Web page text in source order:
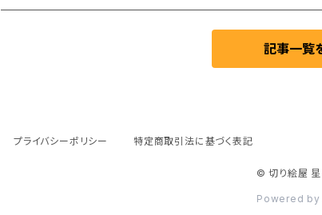
記事一覧
プライバシーポリシー 特定商取引法に基づく表記
© 切り絵屋 星
Powered by